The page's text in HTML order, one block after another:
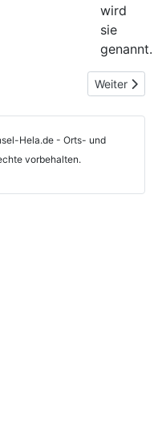
wird
sie
genannt.
Nächster
Weiter
Hela.de - Orts- und
vorbehalten.